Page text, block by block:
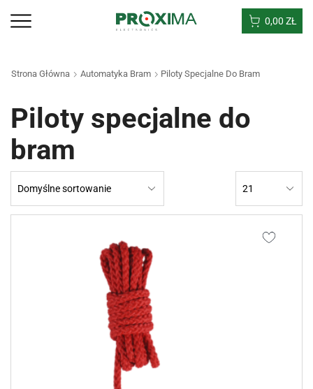
0,00 ZŁ
Strona Główna Automatyka Bram Piloty Specjalne Do Bram
Piloty specjalne do
bram